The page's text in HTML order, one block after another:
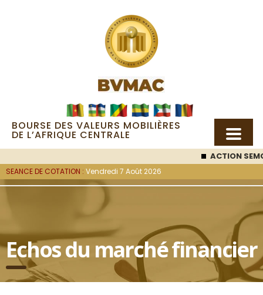
BOURSE DES VALEURS MOBILIÈRES
DE L’AFRIQUE CENTRALE
ACTION SEMC: 53 000
SEANCE DE COTATION : Vendredi 7 Août 2026
Echos du marché financier